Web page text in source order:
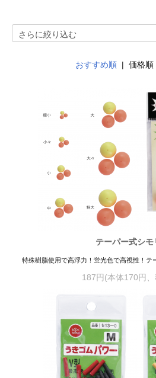
おすすめ順 | 価格
テーパー式シモ
特殊樹脂使用で高浮力！蛍光色で高視性！テ
187円(本体170円